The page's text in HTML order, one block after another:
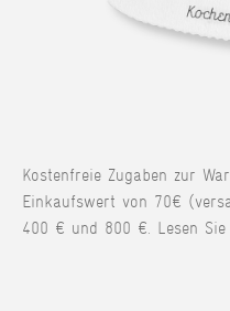
Kostenfreie Zugaben zur
Einkaufswert von 70€
400 € und 800 €. Lesen